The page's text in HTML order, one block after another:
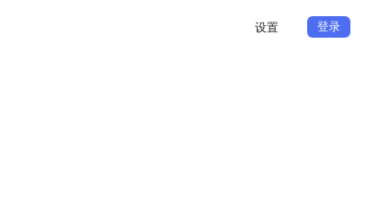
设置 登录